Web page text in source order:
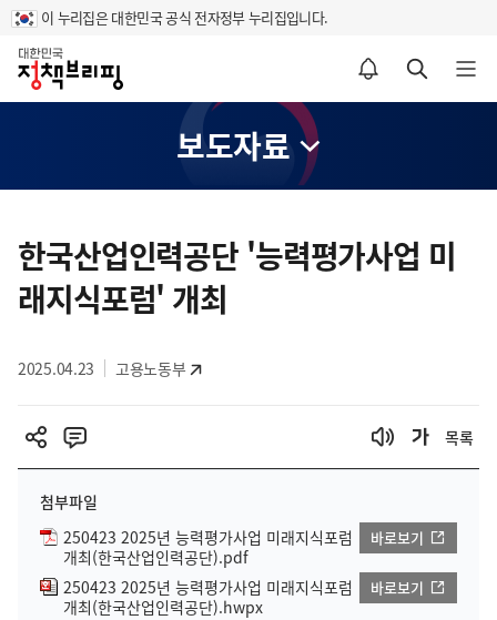
이 누리집은 대한민국 공식 전자정부 누리집입니다.
홈
알림설정 바로가기 검색 바로가기 메뉴 열기
보도자료
텐
츠
영
한국산업인력공단 '능력평가사업 미
래지식포럼' 개최
2025.04.23 고용노동부
목록
첨부파일
250423 2025년 능력평가사업 미래지식포럼
개최(한국산업인력공단).pdf
바로보기
250423 2025년 능력평가사업 미래지식포럼
개최(한국산업인력공단).hwpx
바로보기